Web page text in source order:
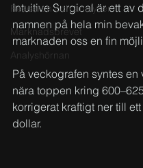
Research och analyser
Marknadsbrevet
Analyshörnan
Intuitive Surgical är ett av
namnen på hela min
marknaden oss en fin
På veckografen syntes
nära toppen kring
korrigerat kraftigt ner till
dollar.